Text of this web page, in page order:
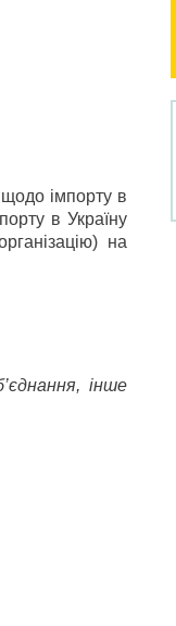
щодо імпорту в
в Україну
на
інше